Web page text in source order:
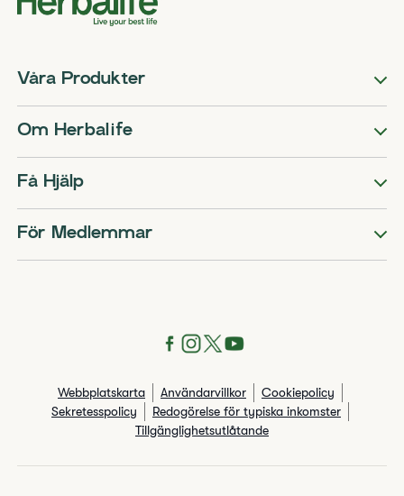
Våra Produkter
Om Herbalife
Få Hjälp
För Medlemmar
Webbplatskarta Användarvillkor
Cookiepolicy
Sekretesspolicy
Redogörelse för typiska inkomster
Tillgänglighetsutlåtande